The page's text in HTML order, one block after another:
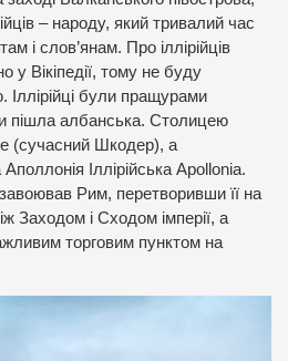
– народу, який тривалий час
і слов’янам. Про іллірійців
у Вікіпедії, тому не буду
Іллірійці були пращурами
пішла албанська. Столицею
(сучасний Шкодер), а
Іллірійська Apollonia.
завоював Рим, перетворивши її на
Заходом і Сходом імперії, а
торговим пунктом на